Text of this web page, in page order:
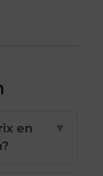
en
▼